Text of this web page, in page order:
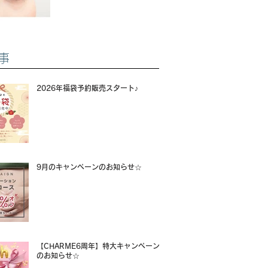
2026年福袋予約販売スタート♪
9月のキャンペーンのお知らせ☆
【CHARME6周年】特大キャンペーン
のお知らせ☆